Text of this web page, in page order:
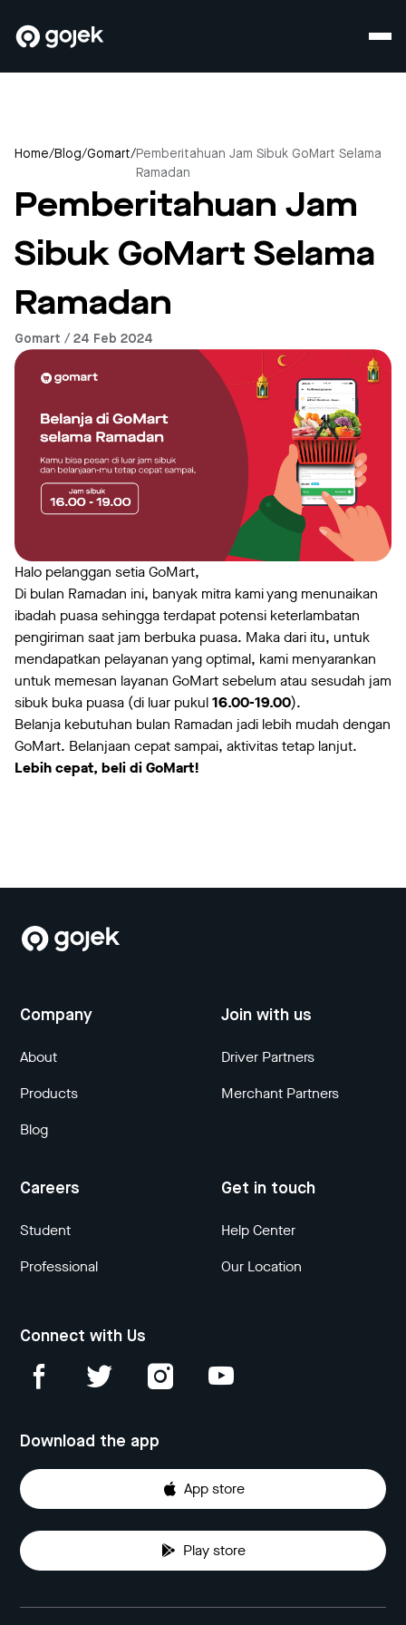
Home/Blog/Gomart/Pemberitahuan Jam Sibuk GoMart Selama
Ramadan
Pemberitahuan Jam
Sibuk GoMart Selama
Ramadan
Gomart / 24 Feb 2024
Halo pelanggan setia GoMart,
Di bulan Ramadan ini, banyak mitra kami yang menunaikan
ibadah puasa sehingga terdapat potensi keterlambatan
pengiriman saat jam berbuka puasa. Maka dari itu, untuk
mendapatkan pelayanan yang optimal, kami menyarankan
untuk memesan layanan GoMart sebelum atau sesudah jam
sibuk buka puasa (di luar pukul16.00-19.00).
Belanja kebutuhan bulan Ramadan jadi lebih mudah dengan
GoMart. Belanjaan cepat sampai, aktivitas tetap lanjut.
Lebih cepat, beli di GoMart!
Company
About
Products
Blog
Join with us
Driver Partners
Merchant Partners
Careers
Student
Professional
Get in touch
Help Center
Our Location
Connect with Us
Download the app
App store
Play store